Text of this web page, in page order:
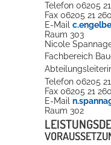
Erleben in Hockenheim
Spaß unter prickelnden
Wellenbecken oder doch
Sprudelliege im Solebecken?
mehr dazu...
Telefon 06205
Fax 06205 21
E-Mail
Raum 303
Nicole
Fachbereich
Telefon 06205
Fax 06205 21
E-Mail
Raum 302